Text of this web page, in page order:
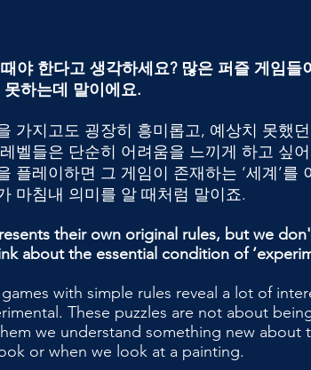
야 한다고 생각하세요? 많은 퍼즐 게임
하는데 말이에요.
가지고도 굉장히 흥미롭고, 예상치 못했
벨들은 단순히 어려움을 느끼게 하고 싶
플레이하면 그 게임이 존재하는 ‘세계’
마침내 의미를 알 때처럼 말이죠.
their own original rules, but we
about the essential condition of
with simple rules reveal a lot of
These puzzles are not about
we understand something new
or when we look at a painting.